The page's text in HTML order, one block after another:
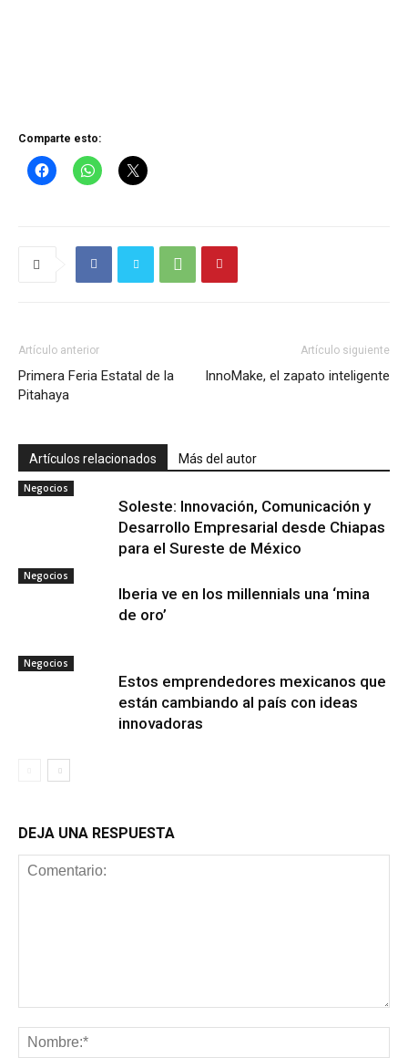
Comparte esto:
Artículo anterior
Primera Feria Estatal de la
Pitahaya
Artículo siguiente
InnoMake, el zapato inteligente
Artículos relacionados Más del autor
Negocios
Soleste: Innovación, Comunicación y
Desarrollo Empresarial desde Chiapas
para el Sureste de México
Negocios
Iberia ve en los millennials una ‘mina
de oro’
Negocios
Estos emprendedores mexicanos que
están cambiando al país con ideas
innovadoras
DEJA UNA RESPUESTA